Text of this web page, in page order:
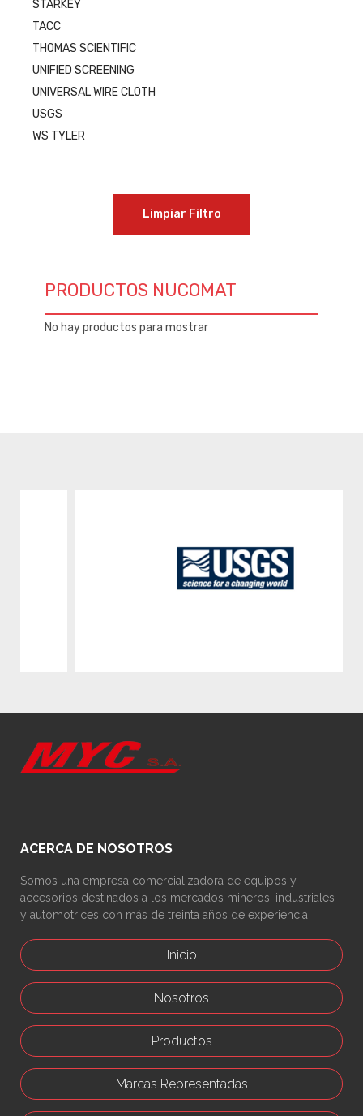
STARKEY
TACC
THOMAS SCIENTIFIC
UNIFIED SCREENING
UNIVERSAL WIRE CLOTH
USGS
WS TYLER
Limpiar Filtro
PRODUCTOS NUCOMAT
No hay productos para mostrar
ACERCA DE NOSOTROS
Somos una empresa comercializadora de equipos y
accesorios destinados a los mercados mineros, industriales
y automotrices con más de treinta años de experiencia
Inicio
Nosotros
Productos
Marcas Representadas